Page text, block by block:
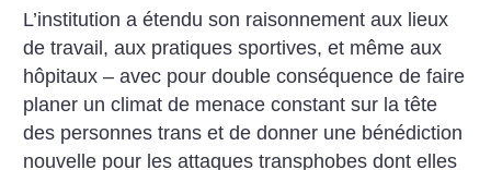
L’institution a étendu son raisonnement aux lieux
de travail, aux pratiques sportives, et même aux
hôpitaux – avec pour double conséquence de faire
planer un climat de menace constant sur la tête
des personnes trans et de donner une bénédiction
nouvelle pour les attaques transphobes dont elles